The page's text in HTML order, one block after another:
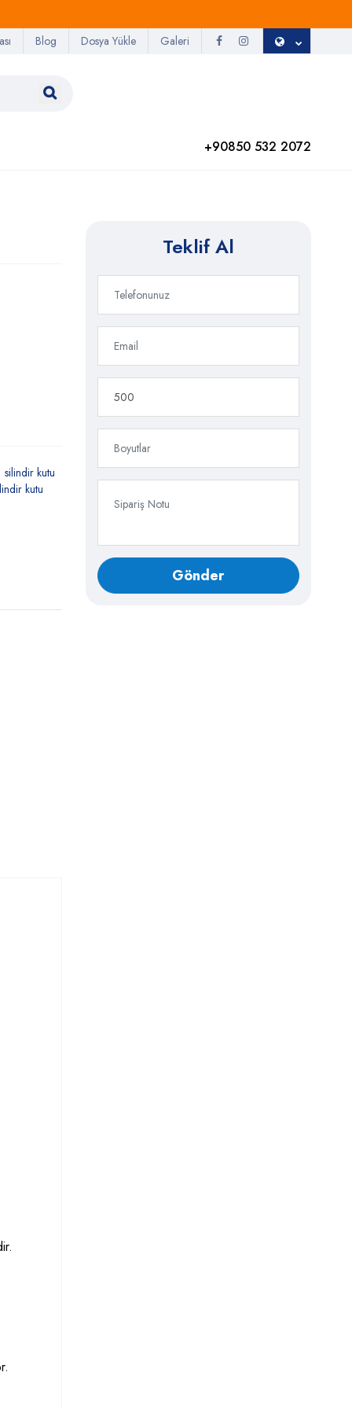
Blog Dosya Yükle Galeri
+90850 532 2072
silindir kutu
kutu
Teklif Al